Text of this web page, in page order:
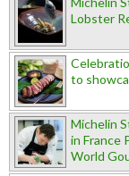
Lobster
to
Michelin
in France
World